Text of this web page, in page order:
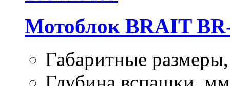
Мотоблок BRAIT
Габаритные